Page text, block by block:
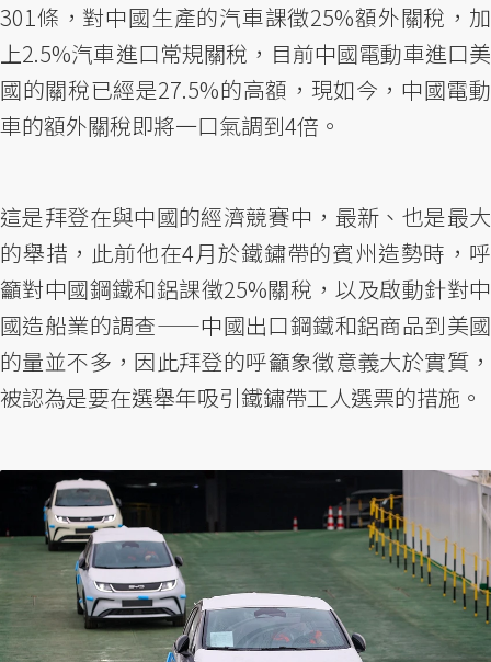
301條，對中國生產的汽車課徵25%額外關稅，加
上2.5%汽車進口常規關稅，目前中國電動車進口美
國的關稅已經是27.5%的高額，現如今，中國電動
車的額外關稅即將一口氣調到4倍。
這是拜登在與中國的經濟競賽中，最新、也是最大
的舉措，此前他在4月於鐵鏽帶的賓州造勢時，呼
籲對中國鋼鐵和鋁課徵25%關稅，以及啟動針對中
國造船業的調查——中國出口鋼鐵和鋁商品到美國
的量並不多，因此拜登的呼籲象徵意義大於實質，
被認為是要在選舉年吸引鐵鏽帶工人選票的措施。